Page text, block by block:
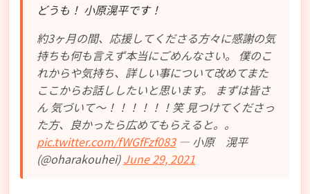
どうも！ 小原滉平です！
約3ヶ月の間、応援してくださる方々に感謝の気
持ちも何も言えず本当にごめんなさい。 僕のこ
れからや気持ち、詳しい事について改めてまた
ここからお話ししたいと思います。 まずは皆さ
ん 気づいて〜！！！！！！笑 見つけてくださっ
た方、良かったら広めてもらえると。。
pic.twitter.com/fWGfFzf083— 小原 滉平
(@oharakouhei)June 29, 2021